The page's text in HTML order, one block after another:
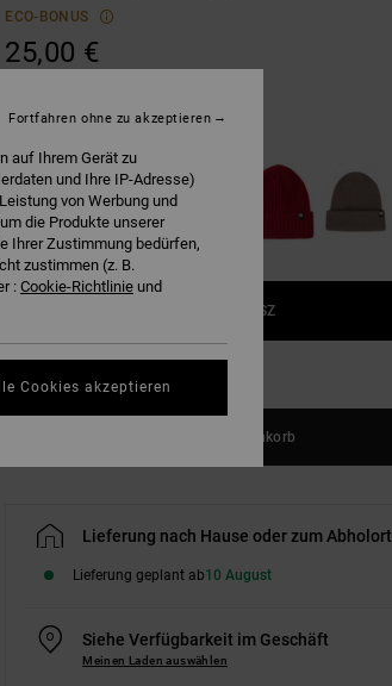
ECO-BONUS
25,00 €
1SZ
In den Warenkorb
Lieferung nach Hause oder zum Abholort
Lieferung geplant ab10 August
Siehe Verfügbarkeit im Geschäft
Meinen Laden auswählen
auf Ihrem Gerät zu
und Ihre IP-Adresse)
von Werbung und
die Produkte unserer
Ihrer Zustimmung bedürfen,
zustimmen (z. B.
: Cookie-Richtlinie und
Fortfahren ohne zu akzeptieren
Cookies akzeptieren